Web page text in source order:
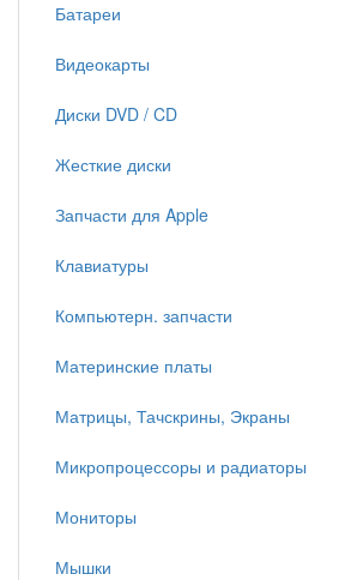
Батареи
Видеокарты
Диски DVD / CD
Жесткие диски
Запчасти для Apple
Клавиатуры
Компьютерн. запчасти
Материнские платы
Матрицы, Тачскрины, Экраны
Микропроцессоры и радиаторы
Мониторы
Мышки